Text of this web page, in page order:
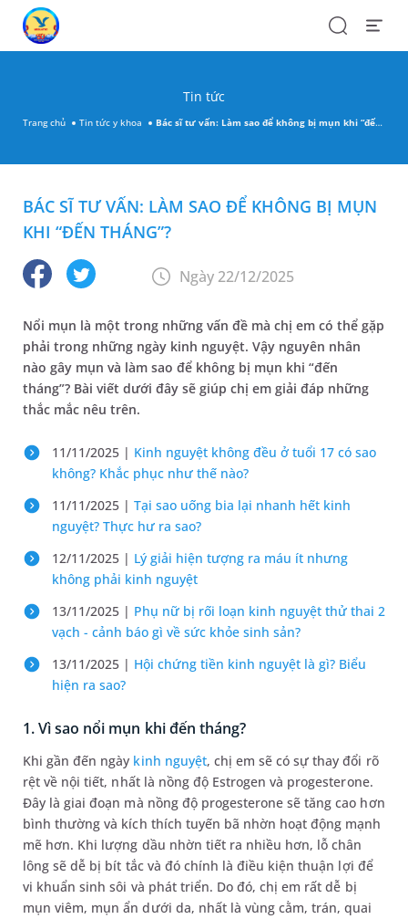
SearchOpen
Tin tức
Trang chủ Tin tức y khoa Bác sĩ tư vấn: Làm sao để không bị mụn khi “đến tháng”​?
BÁC SĨ TƯ VẤN: LÀM SAO ĐỂ KHÔNG BỊ MỤN
KHI “ĐẾN THÁNG”​?
Ngày 22/12/2025
Nổi mụn là một trong những vấn đề mà chị em có thể gặp
phải trong những ngày kinh nguyệt. Vậy nguyên nhân
nào gây mụn và làm sao để không bị mụn khi “đến
tháng”? Bài viết dưới đây sẽ giúp chị em giải đáp những
thắc mắc nêu trên.
11/11/2025 | Kinh nguyệt không đều ở tuổi 17 có sao
không? Khắc phục như thế nào?
11/11/2025 | Tại sao uống bia lại nhanh hết kinh
nguyệt? Thực hư ra sao?
12/11/2025 | Lý giải hiện tượng ra máu ít nhưng
không phải kinh nguyệt
13/11/2025 | Phụ nữ bị rối loạn kinh nguyệt thử thai 2
vạch - cảnh báo gì về sức khỏe sinh sản?
13/11/2025 | Hội chứng tiền kinh nguyệt​ là gì? Biểu
hiện ra sao?
1. Vì sao nổi mụn khi đến tháng?
Khi gần đến ngày kinh nguyệt, chị em sẽ có sự thay đổi rõ
rệt về nội tiết, nhất là nồng độ Estrogen và progesterone.
Đây là giai đoạn mà nồng độ progesterone sẽ tăng cao hơn
bình thường và kích thích tuyến bã nhờn hoạt động mạnh
mẽ hơn. Khi lượng dầu nhờn tiết ra nhiều hơn, lỗ chân
lông sẽ dễ bị bít tắc và đó chính là điều kiện thuận lợi để
vi khuẩn sinh sôi và phát triển. Do đó, chị em rất dễ bị
mụn viêm, mụn ẩn dưới da, nhất là vùng cằm, trán, quai